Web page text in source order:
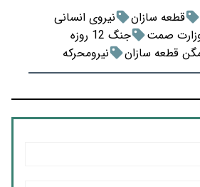
قطعه سازان
نیروی انسانی
صمت
جنگ 12 روزه
قطعه سازان
نیرومحرکه